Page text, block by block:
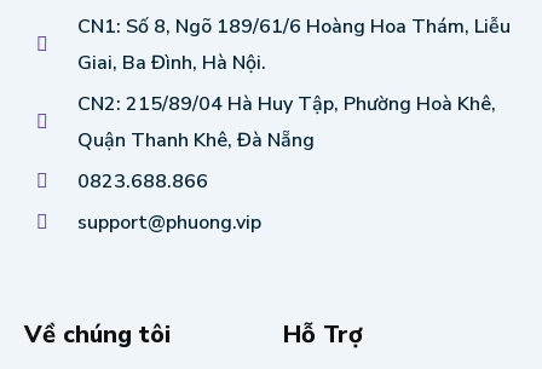
CN1: Số 8, Ngõ 189/61/6 Hoàng Hoa Thám, Liễu
Giai, Ba Đình, Hà Nội.
CN2: 215/89/04 Hà Huy Tập, Phường Hoà Khê,
Quận Thanh Khê, Đà Nẵng
0823.688.866
support@phuong.vip
Về chúng tôi Hỗ Trợ